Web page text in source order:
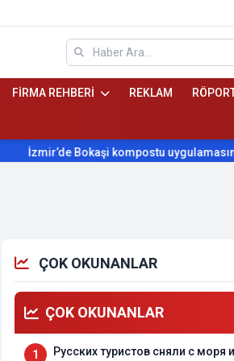
FİRMA REHBERİ REKLAM
İzmir’de Bokaşi kompostu uygulamasına
ÇOK OKUNANLAR
ÇOK OKUNANLAR
1 Русских туристов сняли с моря